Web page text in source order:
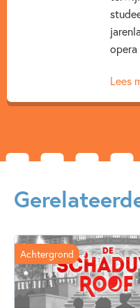
opera
Lees
Achtergrond